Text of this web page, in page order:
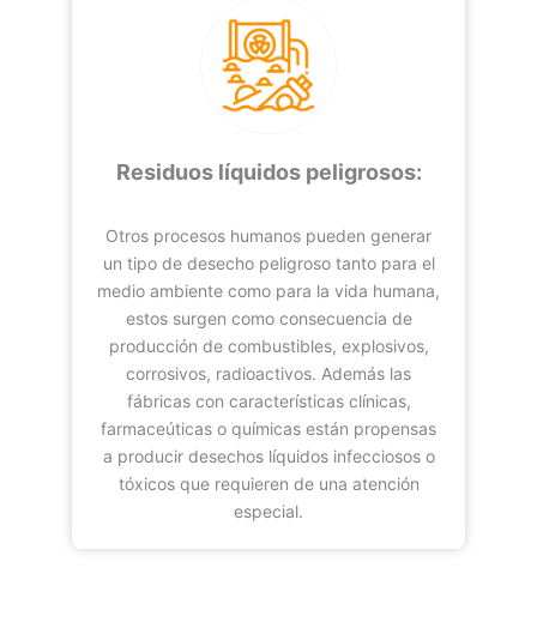
Residuos líquidos peligrosos:
Otros procesos humanos pueden generar
un tipo de desecho peligroso tanto para el
medio ambiente como para la vida humana,
estos surgen como consecuencia de
producción de combustibles, explosivos,
corrosivos, radioactivos. Además las
fábricas con características clínicas,
farmaceúticas o químicas están propensas
a producir desechos líquidos infecciosos o
tóxicos que requieren de una atención
especial.